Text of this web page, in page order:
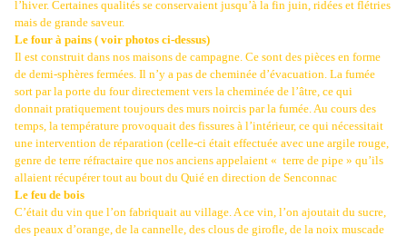
l’hiver. Certaines qualités se conservaient jusqu’à la fin juin, ridées et flétries
mais de grande saveur.
Le four à pains ( voir photos ci-dessus)
Il est construit dans nos maisons de campagne. Ce sont des pièces en forme
de demi-sphères fermées. Il n’y a pas de cheminée d’évacuation. La fumée
sort par la porte du four directement vers la cheminée de l’âtre, ce qui
donnait pratiquement toujours des murs noircis par la fumée. Au cours des
temps, la température provoquait des fissures à l’intérieur, ce qui nécessitait
une intervention de réparation (celle-ci était effectuée avec une argile rouge,
genre de terre réfractaire que nos anciens appelaient « terre de pipe » qu’ils
allaient récupérer tout au bout du Quié en direction de Senconnac
Le feu de bois
C’était du vin que l’on fabriquait au village. A ce vin, l’on ajoutait du sucre,
des peaux d’orange, de la cannelle, des clous de girofle, de la noix muscade